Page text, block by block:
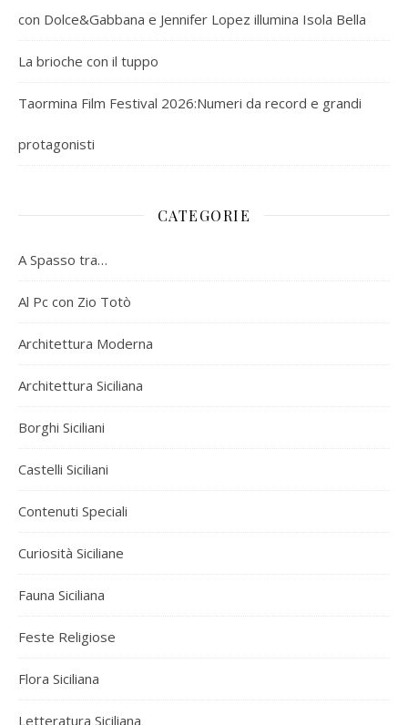
con Dolce&Gabbana e Jennifer Lopez illumina Isola Bella
La brioche con il tuppo
Taormina Film Festival 2026:Numeri da record e grandi
protagonisti
CATEGORIE
A Spasso tra…
Al Pc con Zio Totò
Architettura Moderna
Architettura Siciliana
Borghi Siciliani
Castelli Siciliani
Contenuti Speciali
Curiosità Siciliane
Fauna Siciliana
Feste Religiose
Flora Siciliana
Letteratura Siciliana